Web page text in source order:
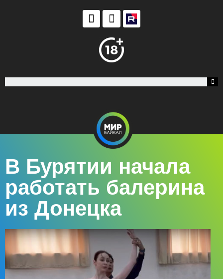
В Бурятии начала
работать балерина
из Донецка